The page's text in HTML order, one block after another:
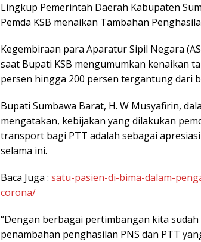
Lingkup Pemerintah Daerah Kabupaten
Pemda KSB menaikan Tambahan
Kegembiraan para Aparatur Sipil Negara
saat Bupati KSB mengumumkan kenaikan
persen hingga 200 persen tergantung dari
Bupati Sumbawa Barat, H. W Musyafirin,
mengatakan, kebijakan yang dilakukan
transport bagi PTT adalah sebagai
selama ini.
Baca Juga : satu-pasien-di-bima-dalam-
corona/
“Dengan berbagai pertimbangan kita
penambahan penghasilan PNS dan PTT